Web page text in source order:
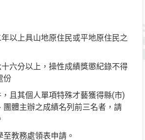
以上具山地原住民或平地原住民之
六分以上，操性成績獎懲紀錄不得
份
且其個人單項特殊才藝獲得縣(市)
團體主辦之成績名列前三名者，請
教務處領表申請。